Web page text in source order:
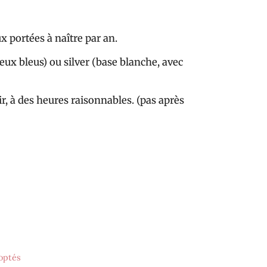
portées à naître par an.
bleus) ou silver (base blanche, avec
à des heures raisonnables. (pas après